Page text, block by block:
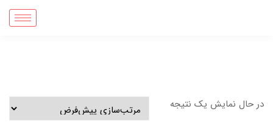
در حال نمایش یک نتیجه